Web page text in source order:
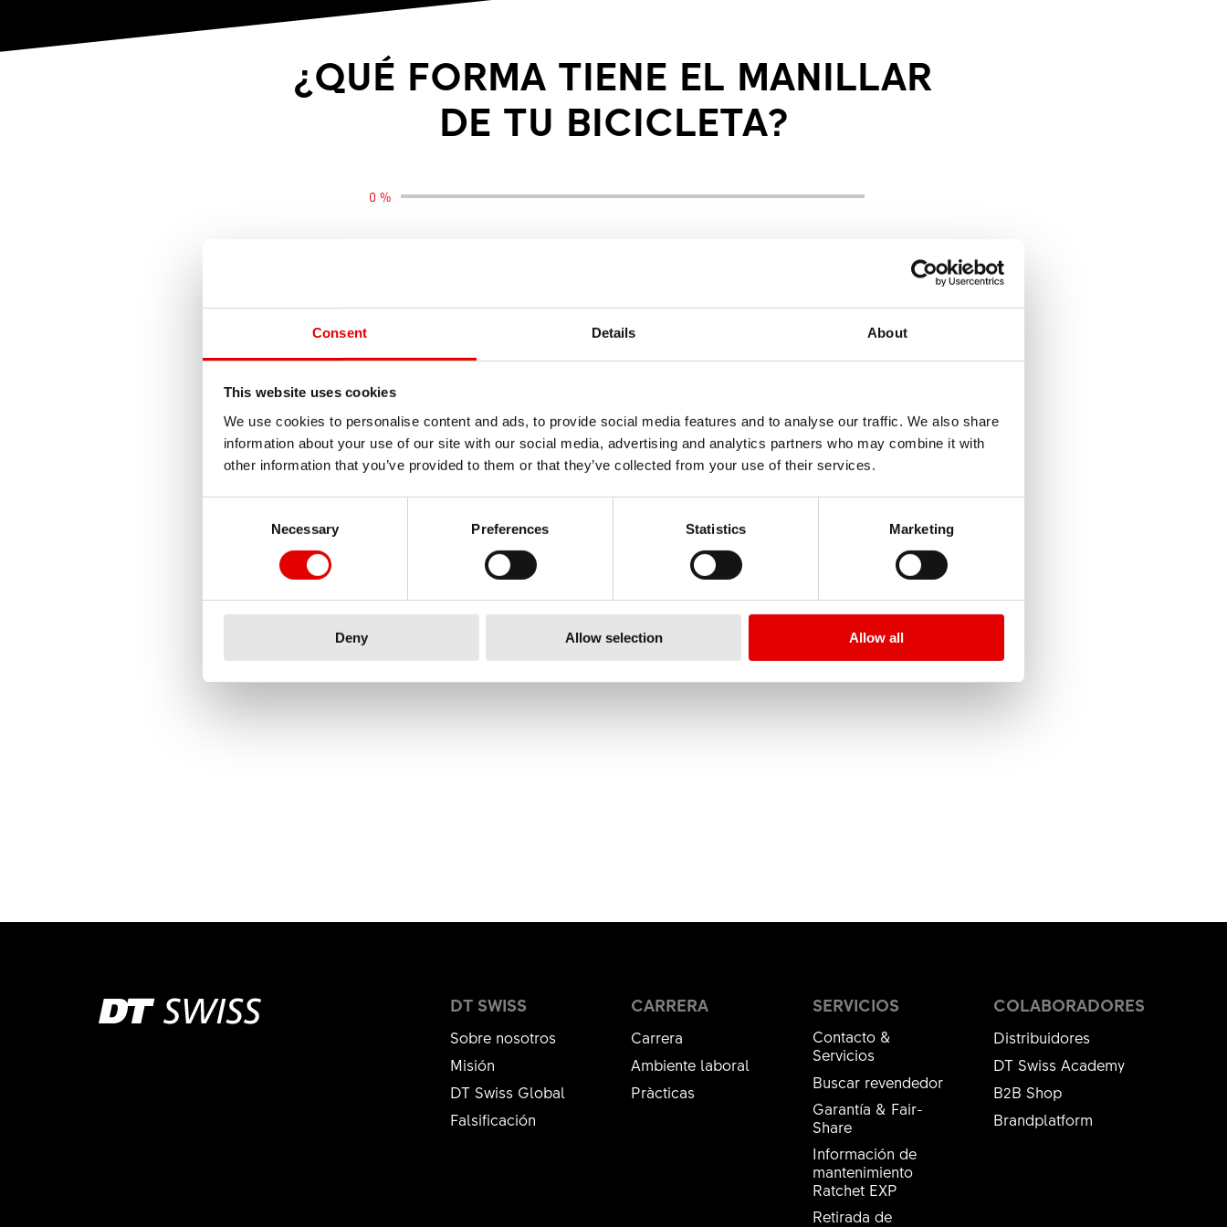
Consent Details About
This website uses cookies
We use cookies to personalise content and ads, to provide social media features and to analyse our traffic. We also share
information about your use of our site with our social media, advertising and analytics partners who may combine it with
other information that you’ve provided to them or that they’ve collected from your use of their services.
Necessary
Preferences Statistics Marketing
Deny Allow selection Allow all
¿QUÉ FORMA TIENE EL MANILLAR
DE TU BICICLETA?
0 %
DT SWISS
Sobre nosotros
Misión
DT Swiss Global
Falsificación
CARRERA
Carrera
Ambiente laboral
Pràcticas
SERVICIOS
Contacto &
Servicios
Buscar revendedor
Garantía & Fair-
Share
Información de
mantenimiento
Ratchet EXP
Retirada de
COLABORADORES
Distribuidores
DT Swiss Academy
B2B Shop
Brandplatform